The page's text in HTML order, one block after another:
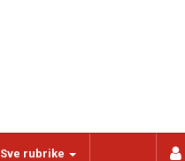
Sve rubrike